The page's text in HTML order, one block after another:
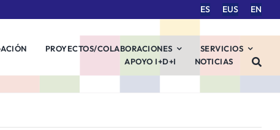
ES EUS EN
PROYECTOS/COLABORACIONES
SERVICIOS
APOYO I+D+I
NOTICIAS